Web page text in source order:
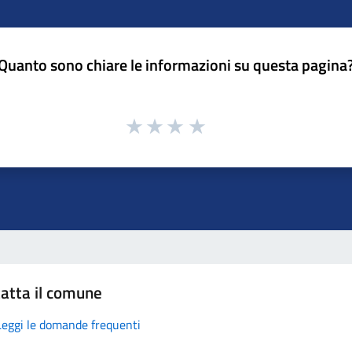
sono chiare le informazioni su questa
il comune
le domande frequenti